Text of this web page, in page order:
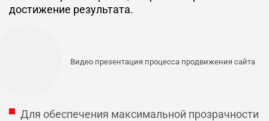
достижение результата.
Видео презентация процесса продвижения сайта
Для обеспечения максимальной прозрачности